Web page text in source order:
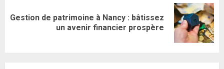
Article
Gestion de patrimoine à Nancy : bâtissez
un avenir financier prospère